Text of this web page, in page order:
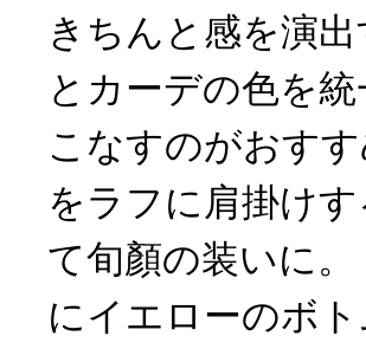
きちんと感を演
とカーデの色を
こなすのがおす
をラフに肩掛け
て旬顏の装いに
にイエローのボ